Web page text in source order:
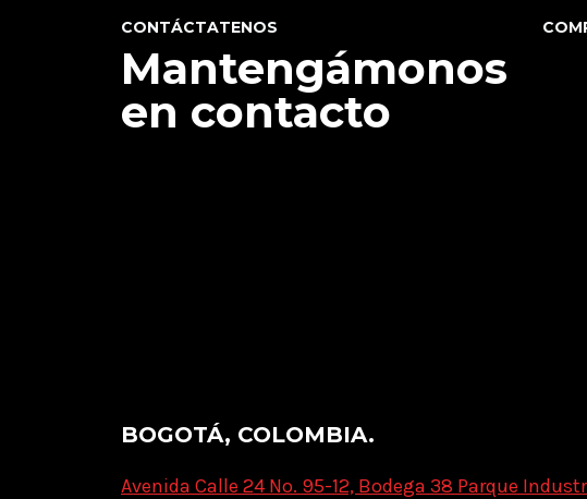
CONTÁCTATENOS
Mantengámonos
en contacto
BOGOTÁ, COLOMBIA.
Avenida Calle 24 No. 95-12, Bodega 38 Parque